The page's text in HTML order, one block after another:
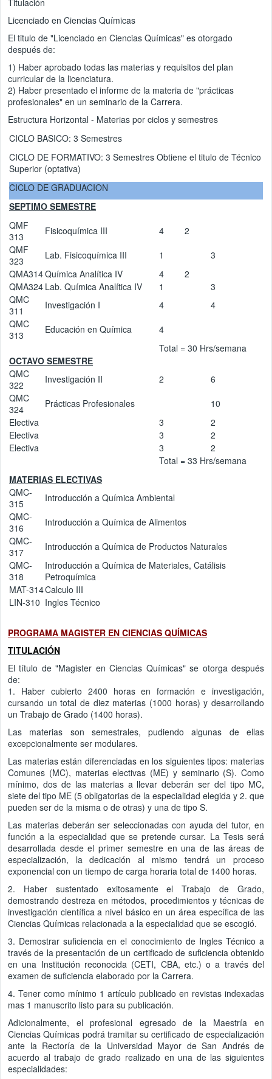
Licenciado en Ciencias Químicas
El titulo de "Licenciado en Ciencias Químicas" es otorgado
después de:
1) Haber aprobado todas las materias y requisitos del plan
curricular de la licenciatura.
2) Haber presentado el informe de la materia de "prácticas
profesionales" en un seminario de la Carrera.
Estructura Horizontal - Materias por ciclos y semestres
CICLO BASICO: 3 Semestres
CICLO DE FORMATIVO: 3 Semestres Obtiene el titulo de Técnico
Superior (optativa)
CICLO DE GRADUACION
SEPTIMO SEMESTRE
QMF
313
Fisicoquímica III 4
2
QMF
323
Lab. Fisicoquímica III 1
3
QMA314Química Analítica IV 4
2
QMA324 Lab. Química Analítica IV 1
3
QMC
311
Investigación I 4
4
QMC
313
Educación en Química
4
Total = 30 Hrs/semana
OCTAVO SEMESTRE
QMC
322
Investigación II 2
6
QMC
324
Prácticas Profesionales
10
Electiva
3
2
Electiva
3
2
Electiva
3
2
Total = 33 Hrs/semana
MATERIAS ELECTIVAS
QMC-
315
Introducción a Química Ambiental
QMC-
316
Introducción a Química de Alimentos
QMC-
317
Introducción a Química de Productos Naturales
QMC-
318
Introducción a Química de Materiales, Catálisis
Petroquímica
MAT-314Calculo III
LIN-310 Ingles Técnico
PROGRAMA MAGISTER EN CIENCIAS QUÍMICAS
TITULACIÓN
El título de "Magister en Ciencias Químicas" se otorga después
de:
1. Haber cubierto 2400 horas en formación e investigación,
cursando un total de diez materias (1000 horas) y desarrollando
un Trabajo de Grado (1400 horas).
Las materias son semestrales, pudiendo algunas de ellas
excepcionalmente ser modulares.
Las materias están diferenciadas en los siguientes tipos: materias
Comunes (MC), materias electivas (ME) y seminario (S). Como
mínimo, dos de las materias a llevar deberán ser del tipo MC,
siete del tipo ME (5 obligatorias de la especialidad elegida y 2. que
pueden ser de la misma o de otras) y una de tipo S.
Las materias deberán ser seleccionadas con ayuda del tutor, en
función a la especialidad que se pretende cursar. La Tesis será
desarrollada desde el primer semestre en una de las áreas de
especialización, la dedicación al mismo tendrá un proceso
exponencial con un tiempo de carga horaria total de 1400 horas.
2. Haber sustentado exitosamente el Trabajo de Grado,
demostrando destreza en métodos, procedimientos y técnicas de
investigación científica a nivel básico en un área específica de las
Ciencias Químicas relacionada a la especialidad que se escogió.
3. Demostrar suficiencia en el conocimiento de Ingles Técnico a
través de la presentación de un certificado de suficiencia obtenido
en una Institución reconocida (CETI, CBA, etc.) o a través del
examen de suficiencia elaborado por la Carrera.
4. Tener como mínimo 1 artículo publicado en revistas indexadas
mas 1 manuscrito listo para su publicación.
Adicionalmente, el profesional egresado de la Maestría en
Ciencias Químicas podrá tramitar su certificado de especialización
ante la Rectoría de la Universidad Mayor de San Andrés de
acuerdo al trabajo de grado realizado en una de las siguientes
especialidades: